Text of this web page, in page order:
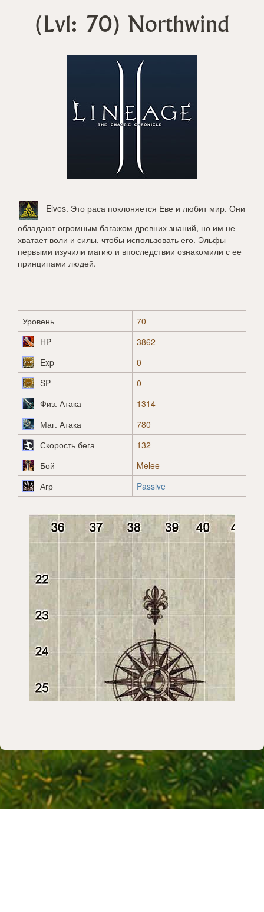
(Lvl: 70) Northwind
Elves. Это раса поклоняется Еве и любит мир. Они
обладают огромным багажом древних знаний, но им не
хватает воли и силы, чтобы использовать его. Эльфы
первыми изучили магию и впоследствии ознакомили с ее
принципами людей.
Уровень
70
HP
3862
Exp
0
SP
0
Физ. Атака
1314
Маг. Атака
780
Скорость бега
132
Бой
Melee
Агр
Passive